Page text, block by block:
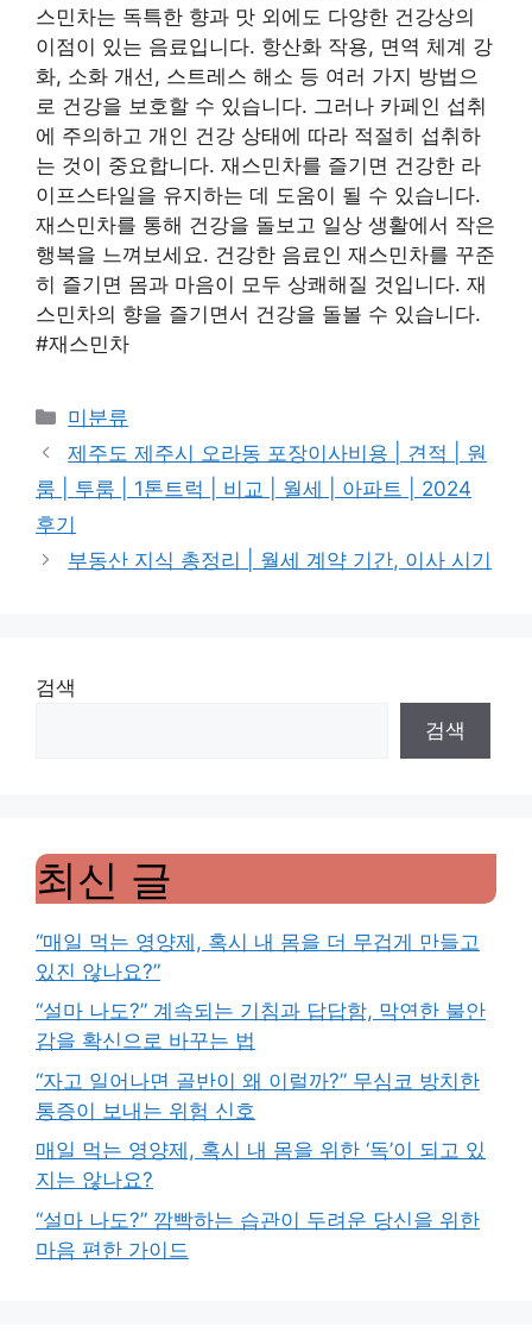
스민차는 독특한 향과 맛 외에도 다양한 건강상의
이점이 있는 음료입니다. 항산화 작용, 면역 체계 강
화, 소화 개선, 스트레스 해소 등 여러 가지 방법으
로 건강을 보호할 수 있습니다. 그러나 카페인 섭취
에 주의하고 개인 건강 상태에 따라 적절히 섭취하
는 것이 중요합니다. 재스민차를 즐기면 건강한 라
이프스타일을 유지하는 데 도움이 될 수 있습니다.
재스민차를 통해 건강을 돌보고 일상 생활에서 작은
행복을 느껴보세요. 건강한 음료인 재스민차를 꾸준
히 즐기면 몸과 마음이 모두 상쾌해질 것입니다. 재
스민차의 향을 즐기면서 건강을 돌볼 수 있습니다.
#재스민차
Categories
미분류
제주도 제주시 오라동 포장이사비용 | 견적 | 원
룸 | 투룸 | 1톤트럭 | 비교 | 월세 | 아파트 | 2024
후기
부동산 지식 총정리 | 월세 계약 기간, 이사 시기
검색
검색
최신 글
“매일 먹는 영양제, 혹시 내 몸을 더 무겁게 만들고
있진 않나요?”
“설마 나도?” 계속되는 기침과 답답함, 막연한 불안
감을 확신으로 바꾸는 법
“자고 일어나면 골반이 왜 이럴까?” 무심코 방치한
통증이 보내는 위험 신호
매일 먹는 영양제, 혹시 내 몸을 위한 ‘독’이 되고 있
지는 않나요?
“설마 나도?” 깜빡하는 습관이 두려운 당신을 위한
마음 편한 가이드